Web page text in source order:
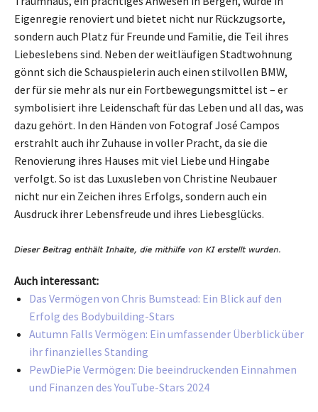
Eigenregie renoviert und bietet nicht nur Rückzugsorte,
sondern auch Platz für Freunde und Familie, die Teil ihres
Liebeslebens sind. Neben der weitläufigen Stadtwohnung
gönnt sich die Schauspielerin auch einen stilvollen BMW,
der für sie mehr als nur ein Fortbewegungsmittel ist – er
symbolisiert ihre Leidenschaft für das Leben und all das, was
dazu gehört. In den Händen von Fotograf José Campos
erstrahlt auch ihr Zuhause in voller Pracht, da sie die
Renovierung ihres Hauses mit viel Liebe und Hingabe
verfolgt. So ist das Luxusleben von Christine Neubauer
nicht nur ein Zeichen ihres Erfolgs, sondern auch ein
Ausdruck ihrer Lebensfreude und ihres Liebesglücks.
Auch interessant:
Das Vermögen von Chris Bumstead: Ein Blick auf den
Erfolg des Bodybuilding-Stars
Autumn Falls Vermögen: Ein umfassender Überblick über
ihr finanzielles Standing
PewDiePie Vermögen: Die beeindruckenden Einnahmen
und Finanzen des YouTube-Stars 2024